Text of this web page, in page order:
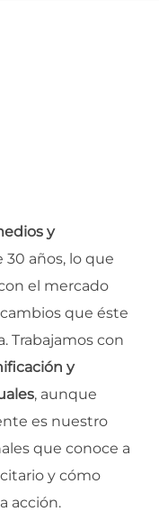
y
30 años, lo que
el mercado
que éste
Trabajamos con
y
, aunque
es nuestro
que conoce a
y cómo
acción.